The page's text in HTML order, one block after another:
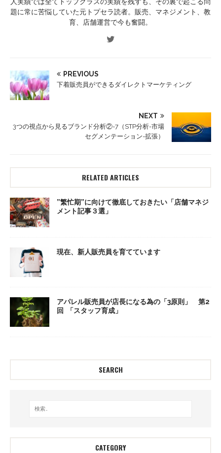
題に常に苦悩していた元トプセラ読者。販売、マネジメント、教
育、店舗運営で今も奮闘。
PREVIOUS
下着販売員ができるダイレクトマーケティング
NEXT
3つの視点から見るブランド分析②-7（STP分析-市場
セグメンテーション-拡張）
RELATED ARTICLES
”繁忙期”に向けて徹底しておきたい「店舗マネジ
メント記事３選」
現在、新人販売員を育てています
アパレル販売員が店長になる為の「3原則」 第2
回 「スタッフ育成」
SEARCH
CATEGORY